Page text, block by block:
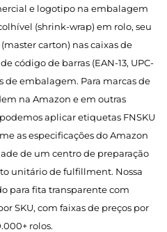
e logotipo na embalagem
(shrink-wrap) em rolo, seu
carton) nas caixas de
código de barras (EAN-13, UPC-
de embalagem. Para marcas de
na Amazon e em outras
aplicar etiquetas FNSKU
as especificações do Amazon
de um centro de preparação
unitário de fulfillment. Nossa
para fita transparente com
SKU, com faixas de preços por
rolos.